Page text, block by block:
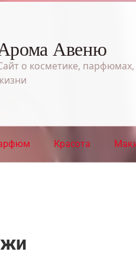
Авеню
о косметике, парфюмах,
Красота